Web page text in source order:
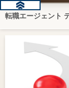
転職エージェント